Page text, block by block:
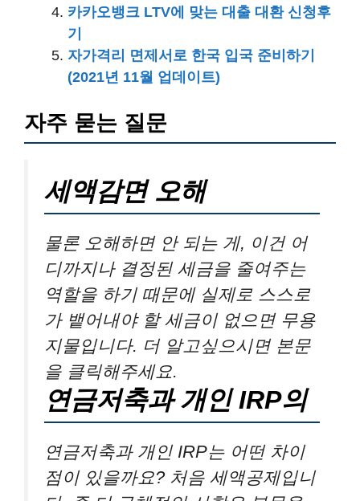
카카오뱅크 LTV에 맞는 대출 대환 신청후
기
자가격리 면제서로 한국 입국 준비하기
(2021년 11월 업데이트)
자주 묻는 질문
세액감면 오해
물론 오해하면 안 되는 게, 이건 어
디까지나 결정된 세금을 줄여주는
역할을 하기 때문에 실제로 스스로
가 뱉어내야 할 세금이 없으면 무용
지물입니다. 더 알고싶으시면 본문
을 클릭해주세요.
연금저축과 개인 IRP의
연금저축과 개인 IRP는 어떤 차이
점이 있을까요? 처음 세액공제입니